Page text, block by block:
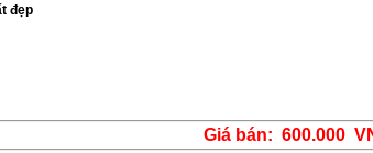
đẹp
Giá bán: 600.000